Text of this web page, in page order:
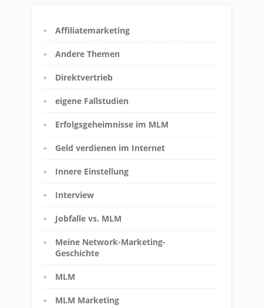
Affiliatemarketing
Andere Themen
Direktvertrieb
eigene Fallstudien
Erfolgsgeheimnisse im MLM
Geld verdienen im Internet
Innere Einstellung
Interview
Jobfalle vs. MLM
Meine Network-Marketing-
Geschichte
MLM
MLM Marketing